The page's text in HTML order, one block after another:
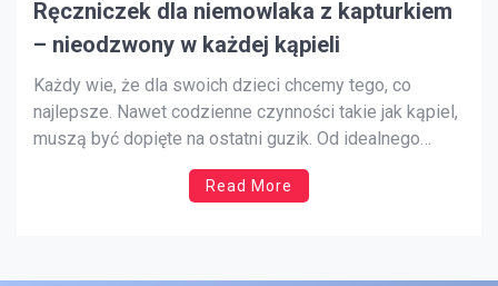
Ręczniczek dla niemowlaka z kapturkiem
– nieodzwony w każdej kąpieli
Każdy wie, że dla swoich dzieci chcemy tego, co
najlepsze. Nawet codzienne czynności takie jak kąpiel,
muszą być dopięte na ostatni guzik. Od idealnego
płynu, przez wygodną wanienkę, aż po najlepszej
jakości ręcznik. Wbrew pozorom, na rynku dostępnych
Read More